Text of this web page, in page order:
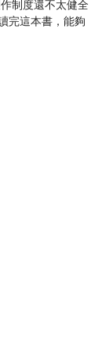
制度還不太健全
完這本書，能夠